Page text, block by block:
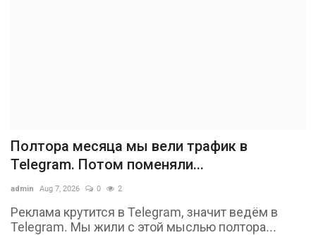
Полтора месяца мы вели трафик в
Telegram. Потом поменяли...
admin Aug 7, 2026 0 2
Реклама крутится в Telegram, значит ведём в
Telegram. Мы жили с этой мыслью полтора...